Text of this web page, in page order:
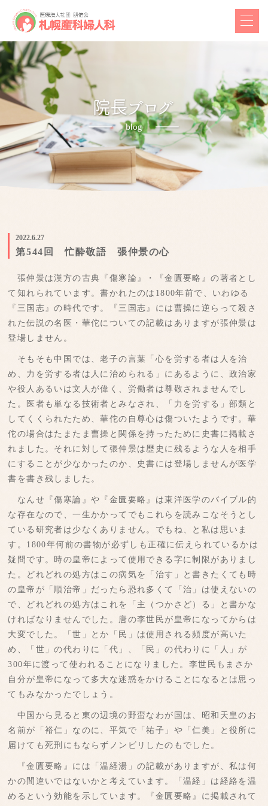
2022.6.27
第544回 忙酔敬語 張仲景の心
張仲景は漢方の古典『傷寒論』・『金匱要略』の著者とし
て知れられています。書かれたのは1800年前で、いわゆる
『三国志』の時代です。『三国志』には曹操に逆らって殺さ
れた伝説の名医・華佗についての記載はありますが張仲景は
登場しません。
そもそも中国では、老子の言葉「心を労する者は人を治
め、力を労する者は人に治められる」にあるように、政治家
や役人あるいは文人が偉く、労働者は尊敬されませんでし
た。医者も単なる技術者とみなされ、「力を労する」部類と
してくくられたため、華佗の自尊心は傷ついたようです。華
佗の場合はたまたま曹操と関係を持ったために史書に掲載さ
れました。それに対して張仲景は歴史に残るような人を相手
にすることが少なかったのか、史書には登場しませんが医学
書を書き残しました。
なんせ『傷寒論』や『金匱要略』は東洋医学のバイブル的
な存在なので、一生かかってでもこれらを読みこなそうとし
ている研究者は少なくありません。でもね、と私は思いま
す。1800年何前の書物が必ずしも正確に伝えられているかは
疑問です。時の皇帝によって使用できる字に制限がありまし
た。どれどれの処方はこの病気を「治す」と書きたくても時
の皇帝が「順治帝」だったら恐れ多くて「治」は使えないの
で、どれどれの処方はこれを「主（つかさど）る」と書かな
ければなりませんでした。唐の李世民が皇帝になってからは
大変でした。「世」とか「民」は使用される頻度が高いた
め、「世」の代わりに「代」、「民」の代わりに「人」が
300年に渡って使われることになりました。李世民もまさか
自分が皇帝になって多大な迷惑をかけることになるとは思っ
てもみなかったでしょう。
中国から見ると東の辺境の野蛮なわが国は、昭和天皇のお
名前が「裕仁」なのに、平気で「祐子」や「仁美」と役所に
届けても死刑にもならずノンビリしたのもでした。
『金匱要略』には「温経湯」の記載がありますが、私は何
かの間違いではないかと考えています。「温経」は経絡を温
めるという効能を示しています。『金匱要略』に掲載されて